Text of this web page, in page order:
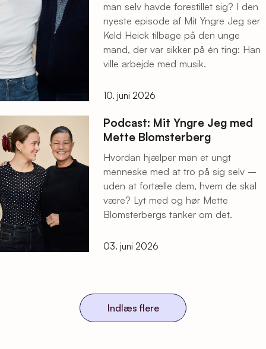
man selv havde forestillet sig? I den
nyeste episode af Mit Yngre Jeg ser
Keld Heick tilbage på den unge
mand, der var sikker på én ting: Han
ville arbejde med musik.
10. juni 2026
Podcast: Mit Yngre Jeg med
Mette Blomsterberg
Hvordan hjælper man et ungt
menneske med at tro på sig selv –
uden at fortælle dem, hvem de skal
være? Lyt med og hør Mette
Blomsterbergs tanker om det.
03. juni 2026
Indlæs flere